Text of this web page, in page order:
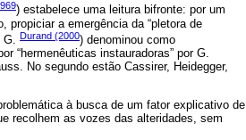
) estabelece uma leitura bifronte: por um
propiciar a emergência da “pletora de
G. Durand (2000) denominou como
“hermenêuticas instauradoras” por G.
No segundo estão Cassirer, Heidegger,
à busca de um fator explicativo de
recolhem as vozes das alteridades, sem